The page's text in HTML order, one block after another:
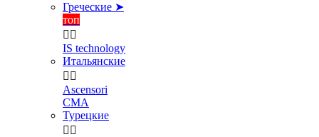
Греческие ➤
топ
 
IS technology
Итальянские
 
Ascensori
CMA
Турецкие
 